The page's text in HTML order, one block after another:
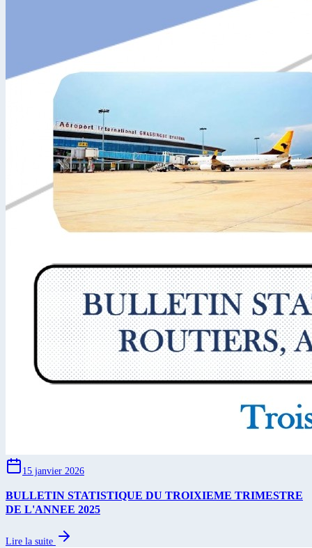
15 janvier 2026
BULLETIN STATISTIQUE DU TROIXIEME TRIMESTRE
DE L'ANNEE 2025
Lire la suite